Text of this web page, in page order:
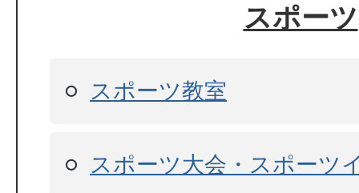
スポーツ
スポーツ教室
スポーツ大会・スポーツ